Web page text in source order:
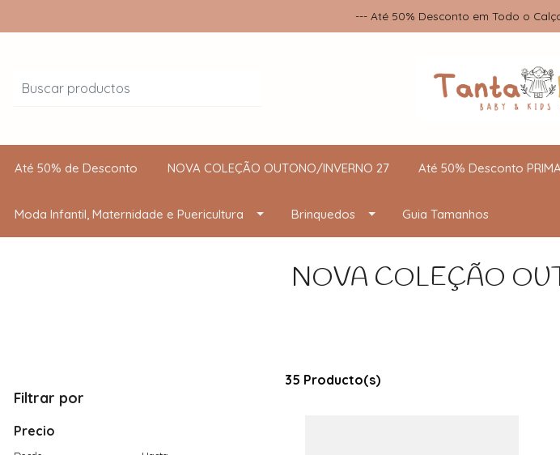
--- Até 50% Desconto em Todo o
Até 50% de Desconto NOVA COLEÇÃO OUTONO/INVERNO 27 Até 50% Desconto
Moda Infantil, Maternidade e Puericultura Brinquedos Guia Tamanhos
NOVA COLEÇÃO
Filtrar por
Precio
35 Producto(s)